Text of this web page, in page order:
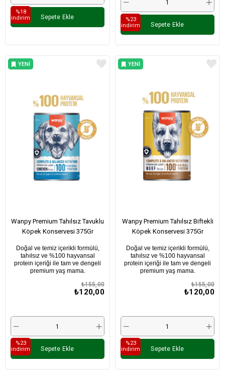
Sepete Ekle
%18
i̇ndirim
Sepete Ekle
%23
i̇ndirim
Wanpy Premium Tahılsız Tavuklu
Köpek Konservesi 375Gr
Doğal ve temiz içerikli formülü,
tahılsız ve %100 hayvansal
protein içeriği ile tam ve dengeli
premium yaş mama.
₺120,00
₺155,00
Sepete Ekle
%23
i̇ndirim
YENI
Wanpy Premium Tahılsız Biftekli
Köpek Konservesi 375Gr
Doğal ve temiz içerikli formülü,
tahılsız ve %100 hayvansal
protein içeriği ile tam ve dengeli
premium yaş mama.
₺120,00
₺155,00
Sepete Ekle
%23
i̇ndirim
YENI